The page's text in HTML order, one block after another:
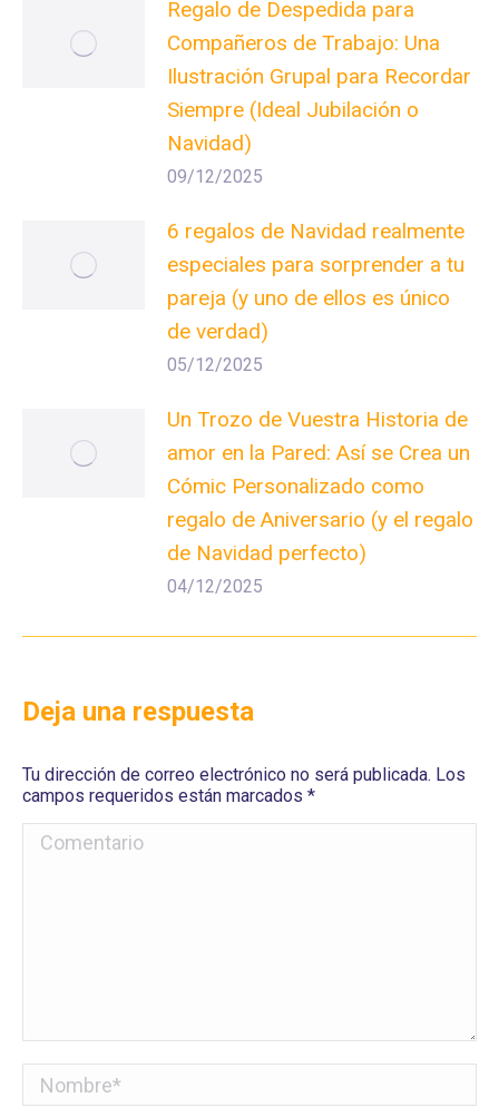
Regalo de Despedida para
Compañeros de Trabajo: Una
Ilustración Grupal para Recordar
Siempre (Ideal Jubilación o
Navidad)
09/12/2025
6 regalos de Navidad realmente
especiales para sorprender a tu
pareja (y uno de ellos es único
de verdad)
05/12/2025
Un Trozo de Vuestra Historia de
amor en la Pared: Así se Crea un
Cómic Personalizado como
regalo de Aniversario (y el regalo
de Navidad perfecto)
04/12/2025
Deja una respuesta
Tu dirección de correo electrónico no será publicada. Los
campos requeridos están marcados *
Comentario
Nombre *